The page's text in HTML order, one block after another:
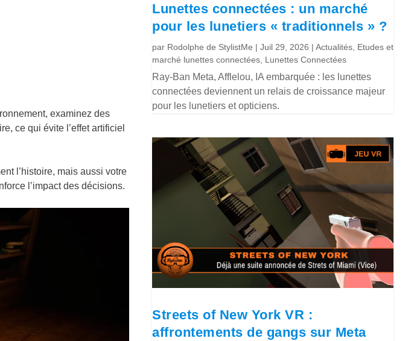
examinez des
ce qui évite l’effet artificiel
l’histoire, mais aussi votre
l’impact des décisions.
Lunettes connectées : un marché
pour les lunetiers « traditionnels » ?
par Rodolphe de StylistMe |Juil 29, 2026 |Actualités Etudes et
marché lunettes connectées Lunettes Connectées
Ray-Ban Meta, Afflelou, IA embarquée : les lunettes
connectées deviennent un relais de croissance majeur
pour les lunetiers et opticiens.
Streets of New York VR :
affrontements de gangs sur Meta